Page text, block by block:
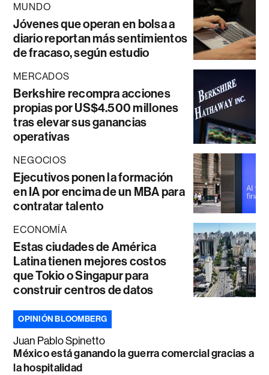
MUNDO
Jóvenes que operan en bolsa a
diario reportan más sentimientos
de fracaso, según estudio
MERCADOS
Berkshire recompra acciones
propias por US$4.500 millones
tras elevar sus ganancias
operativas
NEGOCIOS
Ejecutivos ponen la formación
en IA por encima de un MBA para
contratar talento
ECONOMÍA
Estas ciudades de América
Latina tienen mejores costos
que Tokio o Singapur para
construir centros de datos
OPINIÓN BLOOMBERG
Juan Pablo Spinetto
México está ganando la guerra comercial gracias a
la hospitalidad